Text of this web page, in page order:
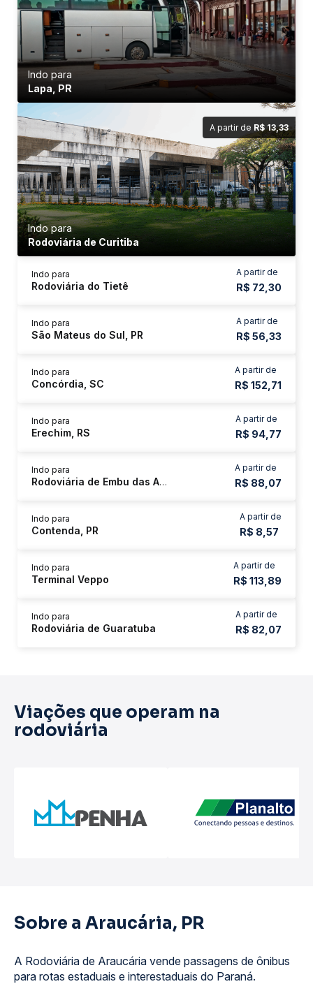
Indo para
Lapa, PR
A partir de R$ 13,33
Indo para
Rodoviária de Curitiba
A partir de
R$ 72,30
Indo para
Rodoviária do Tietê
A partir de
R$ 56,33
Indo para
São Mateus do Sul, PR
A partir de
R$ 152,71
Indo para
Concórdia, SC
A partir de
R$ 94,77
Indo para
Erechim, RS
A partir de
R$ 88,07
Indo para
Rodoviária de Embu das Artes
A partir de
R$ 8,57
Indo para
Contenda, PR
A partir de
R$ 113,89
Indo para
Terminal Veppo
A partir de
R$ 82,07
Indo para
Rodoviária de Guaratuba
Viações que operam na
rodoviária
Sobre a Araucária, PR
A Rodoviária de Araucária vende passagens de ônibus
para rotas estaduais e interestaduais do Paraná.